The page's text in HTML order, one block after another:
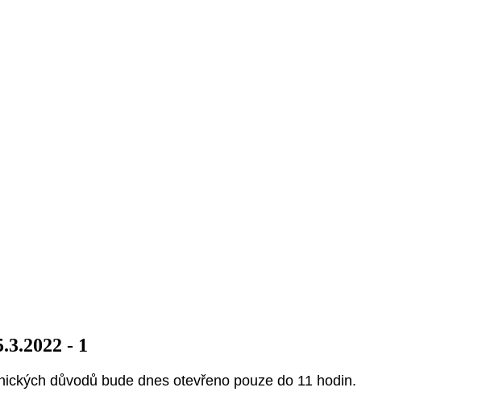
- 1
důvodů bude dnes otevřeno pouze do 11 hodin.